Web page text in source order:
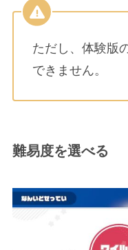
ただし、体験版
できません。
難易度を選べる